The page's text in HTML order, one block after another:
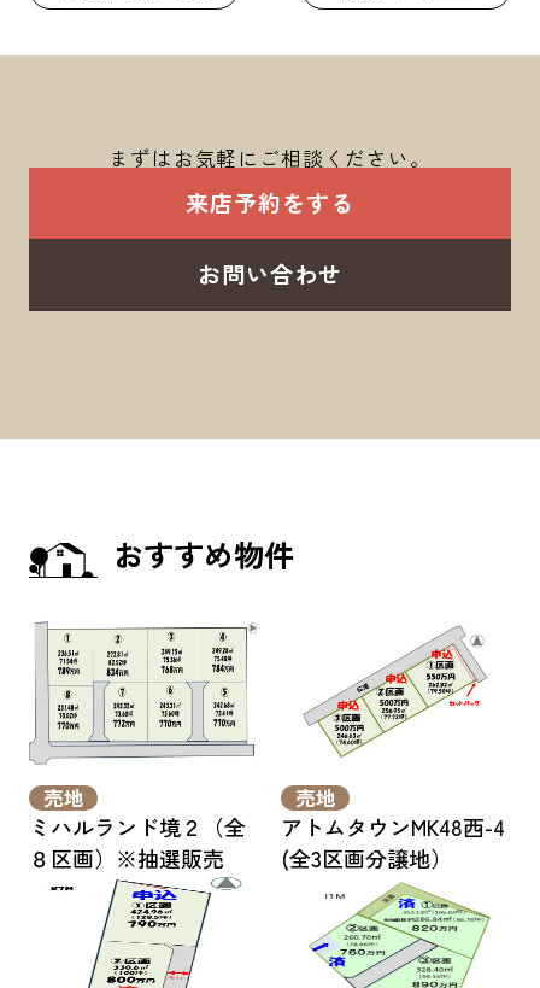
まずはお気軽にご相談ください。
来店予約をする
お問い合わせ
おすすめ物件
売地
ミハルランド境２（全
８区画）※抽選販売
売地
アトムタウンMK48西-4
(全3区画分譲地）